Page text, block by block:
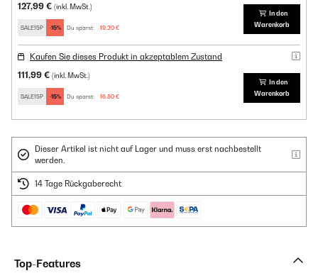
127,99 € (inkl. MwSt.)
SALE15P -15% Du sparst: 19,20 €
In den
Warenkorb
Kaufen Sie dieses Produkt in akzeptablem Zustand
111,99 € (inkl. MwSt.)
SALE15P -15% Du sparst: 16,80 €
In den
Warenkorb
Dieser Artikel ist nicht auf Lager und muss erst nachbestellt
werden.
14 Tage Rückgaberecht
Top-Features